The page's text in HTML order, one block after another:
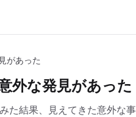
があった
外な発見があった
た結果、見えてきた意外な